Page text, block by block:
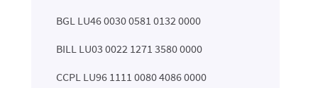
BGL LU46 0030 0581 0132 0000
BILL LU03 0022 1271 3580 0000
CCPL LU96 1111 0080 4086 0000